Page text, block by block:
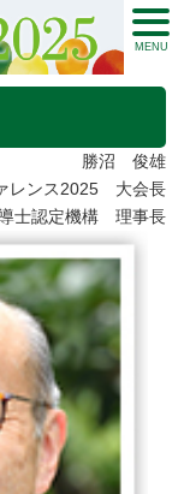
MENU
勝沼 俊雄
レンス2025 大会長
士認定機構 理事長